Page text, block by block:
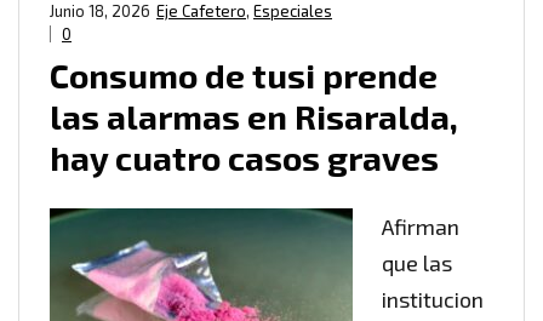
Eje Cafetero, Especiales
Junio 18, 2026
0
Consumo de tusi prende
las alarmas en Risaralda,
hay cuatro casos graves
Afirman
que las
institucion